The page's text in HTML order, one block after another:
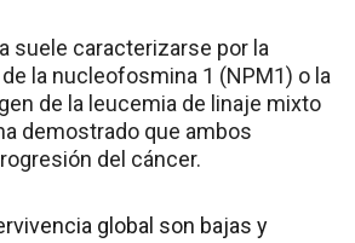
suele caracterizarse por la
la nucleofosmina 1 (NPM1) o la
de la leucemia de linaje mixto
demostrado que ambos
del cáncer.
global son bajas y